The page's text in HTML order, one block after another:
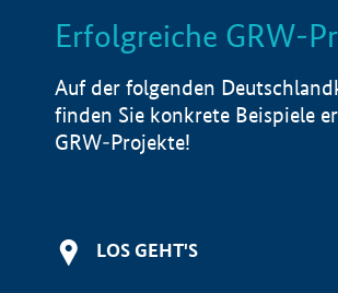
LISTE
Erfolgreiche GRW-
Auf der folgenden
finden Sie konkrete Beispiele
GRW-Projekte!
LOS GEHT'S